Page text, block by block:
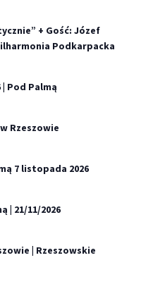
+ Gość: Józef
Podkarpacka
| Pod Palmą
Rzeszowie
7 listopada 2026
| 21/11/2026
| Rzeszowskie